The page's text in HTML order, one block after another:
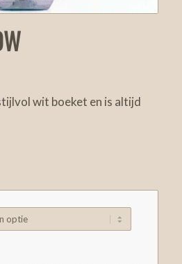
wit boeket en is altijd